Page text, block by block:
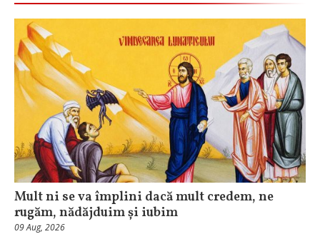
Mult ni se va împlini dacă mult credem, ne
rugăm, nădăjduim și iubim
09 Aug, 2026